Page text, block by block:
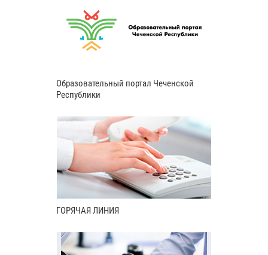
Образовательный портал Чеченской
Республики
ГОРЯЧАЯ ЛИНИЯ